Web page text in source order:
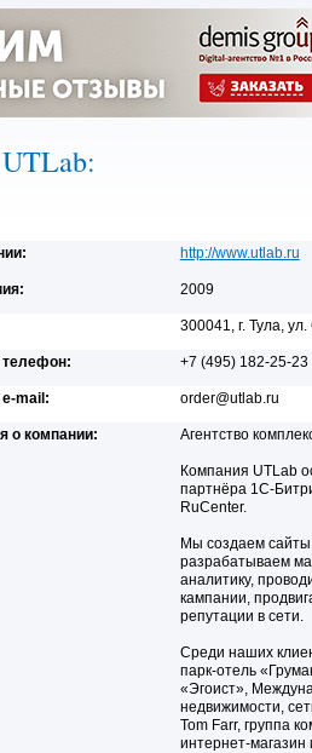
UTLab:
http://www.utlab.ru
2009
300041, г. Тула,
телефон: +7 (495) 182-25-23
e-mail: order@utlab.ru
о компании: Агентство
Компания UTLab
партнёра 1C-
RuCenter.
Мы создаем
разрабатываем
аналитику,
кампании,
репутации в сети.
Среди наших
парк-отель
«Эгоист»,
недвижимости,
Tom Farr, группа
интернет-магазин